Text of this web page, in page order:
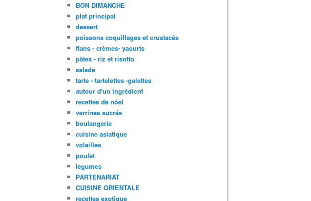
BON DIMANCHE
plat principal
dessert
poissons coquillages et crustacés
flans - crèmes- yaourts
pâtes - riz et risotto
salade
tarte - tartelettes -galettes
autour d'un ingrédient
recettes de nôel
verrines sucrés
boulangerie
cuisine asiatique
volailles
poulet
legumes
PARTENARIAT
CUISINE ORIENTALE
recettes exotique